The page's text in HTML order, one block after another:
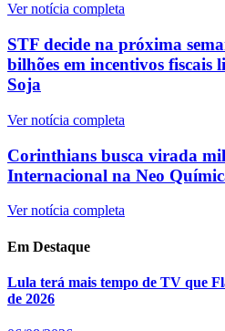
Ver notícia completa
STF decide na próxima
bilhões em incentivos
Soja
Ver notícia completa
Corinthians busca virada
Internacional na Neo
Ver notícia completa
Em Destaque
Lula terá mais tempo de TV que
de 2026